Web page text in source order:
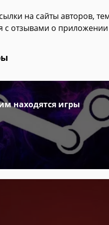
на сайты авторов,
с отзывами о
находятся игры